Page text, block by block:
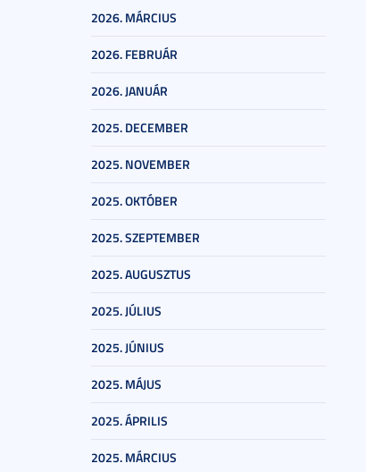
2026. MÁRCIUS
2026. FEBRUÁR
2026. JANUÁR
2025. DECEMBER
2025. NOVEMBER
2025. OKTÓBER
2025. SZEPTEMBER
2025. AUGUSZTUS
2025. JÚLIUS
2025. JÚNIUS
2025. MÁJUS
2025. ÁPRILIS
2025. MÁRCIUS